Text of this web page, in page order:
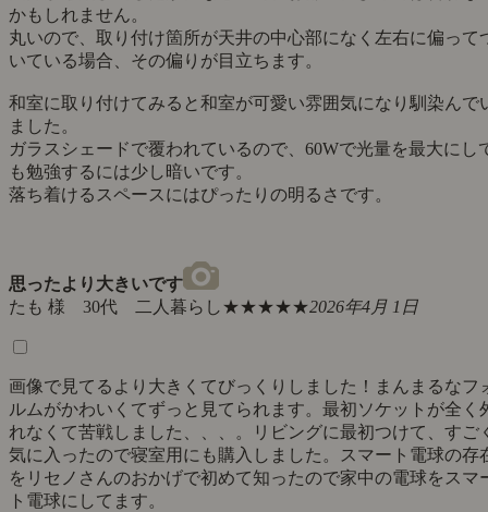
かもしれません。
丸いので、取り付け箇所が天井の中心部になく左右に偏って
いている場合、その偏りが目立ちます。
和室に取り付けてみると和室が可愛い雰囲気になり馴染んで
ました。
ガラスシェードで覆われているので、60Wで光量を最大にし
も勉強するには少し暗いです。
落ち着けるスペースにはぴったりの明るさです。
思ったより大きいです
たも 様 30代 二人暮らし★★★★★2026年4月 1日
画像で見てるより大きくてびっくりしました！まんまるなフ
ルムがかわいくてずっと見てられます。最初ソケットが全く
れなくて苦戦しました、、、。リビングに最初つけて、すご
気に入ったので寝室用にも購入しました。スマート電球の存
をリセノさんのおかげで初めて知ったので家中の電球をスマ
ト電球にしてます。